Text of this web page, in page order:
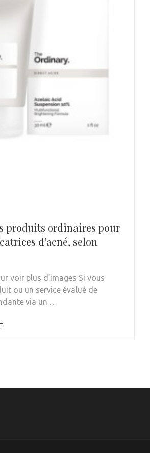
produits ordinaires pour
d’acné, selon
voir plus d’images Si vous
ou un service évalué de
via un …